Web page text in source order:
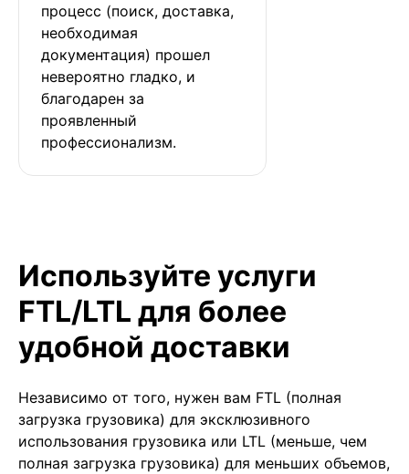
процесс (поиск, доставка,
необходимая
документация) прошел
невероятно гладко, и
благодарен за
проявленный
профессионализм.
Используйте услуги
FTL/LTL для более
удобной доставки
Независимо от того, нужен вам FTL (полная
загрузка грузовика) для эксклюзивного
использования грузовика или LTL (меньше, чем
полная загрузка грузовика) для меньших объемов,